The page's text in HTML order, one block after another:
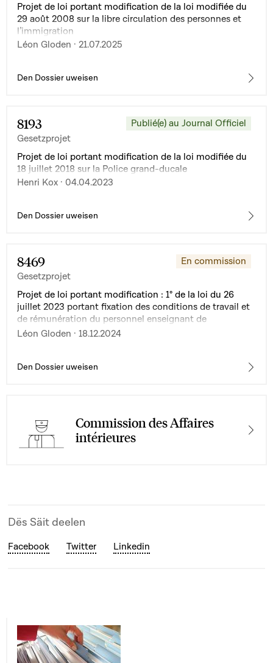
Projet de loi portant modification de la loi modifiée du
29 août 2008 sur la libre circulation des personnes et
l’immigration
Léon Gloden · 21.07.2025
Den Dossier uweisen
8193
Gesetzprojet
Publié(e) au Journal Officiel
Projet de loi portant modification de la loi modifiée du
18 juillet 2018 sur la Police grand-ducale
Henri Kox · 04.04.2023
Den Dossier uweisen
8469
Gesetzprojet
En commission
Projet de loi portant modification : 1° de la loi du 26
juillet 2023 portant fixation des conditions de travail et
de rémunération du personnel enseignant de
l'enseignement musical dans le secteur communal ; 2°
Léon Gloden · 18.12.2024
Den Dossier uweisen
Commission des Affaires
intérieures
Dës Säit deelen
Facebook Twitter Linkedin